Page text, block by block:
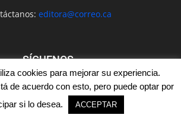
editora@correo.ca
SÍGUENOS
cookies para mejorar su experiencia.
de acuerdo con esto, pero puede optar por
si lo desea.
ACCEPTAR